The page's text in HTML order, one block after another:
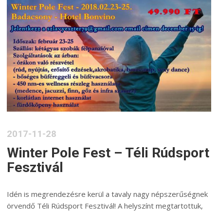
2017-11-28
Winter Pole Fest – Téli Rúdsport
Fesztivál
Idén is megrendezésre kerül a tavaly nagy népszerűségnek
örvendő Téli Rúdsport Fesztivál! A helyszínt megtartottuk,